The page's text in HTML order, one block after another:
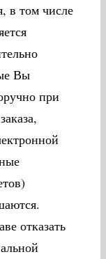
в том числе
Вы
при
отказать